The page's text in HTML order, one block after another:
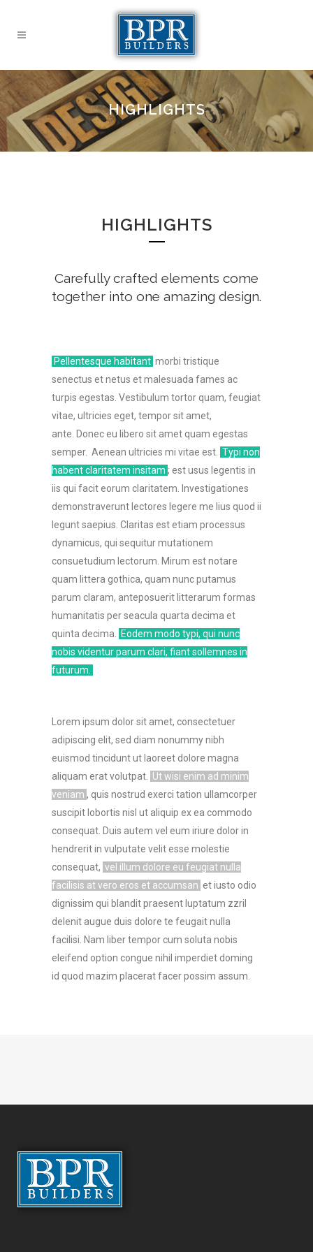
HIGHLIGHTS
HIGHLIGHTS
Carefully crafted elements come
together into one amazing design.
Pellentesque habitant morbi tristique
senectus et netus et malesuada fames ac
turpis egestas. Vestibulum tortor quam, feugiat
vitae, ultricies eget, tempor sit amet,
ante. Donec eu libero sit amet quam egestas
semper. Aenean ultricies mi vitae est. Typi non
habent claritatem insitam ; est usus legentis in
iis qui facit eorum claritatem. Investigationes
demonstraverunt lectores legere me lius quod ii
legunt saepius. Claritas est etiam processus
dynamicus, qui sequitur mutationem
consuetudium lectorum. Mirum est notare
quam littera gothica, quam nunc putamus
parum claram, anteposuerit litterarum formas
humanitatis per seacula quarta decima et
quinta decima.
Eodem modo typi, qui nunc
nobis videntur parum clari, fiant sollemnes in
futurum.
Lorem ipsum dolor sit amet, consectetuer
adipiscing elit, sed diam nonummy nibh
euismod tincidunt ut laoreet dolore magna
aliquam erat volutpat.
Ut wisi enim ad minim
veniam , quis nostrud exerci tation ullamcorper
suscipit lobortis nisl ut aliquip ex ea commodo
consequat. Duis autem vel eum iriure dolor in
hendrerit in vulputate velit esse molestie
consequat, vel illum dolore eu feugiat nulla
facilisis at vero eros et accumsan et iusto odio
dignissim qui blandit praesent luptatum zzril
delenit augue duis dolore te feugait nulla
facilisi. Nam liber tempor cum soluta nobis
eleifend option congue nihil imperdiet doming
id quod mazim placerat facer possim assum.